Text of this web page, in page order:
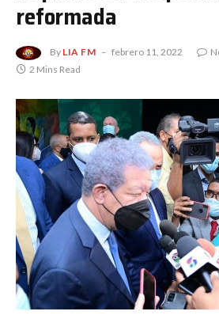
reformada
By LIA FM febrero 11, 2022
2 Mins Read